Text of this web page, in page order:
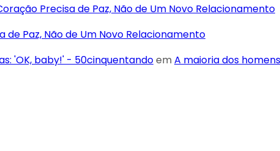
Precisa de Paz, Não de Um Novo Relacionamento
de Paz, Não de Um Novo Relacionamento
'OK, baby!' - 50cinquentandoemA maioria dos